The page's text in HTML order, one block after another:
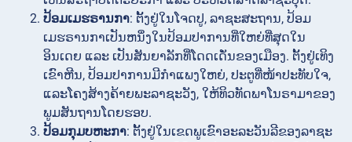
ປ້ອມເມຮຣານກາ: ຕັ້ງຢູ່ໃນໂຈດປູ, ລາຊະສະຖານ, ປ້ອມ
ເມຮຣານກາເປັນຫນຶ່ງໃນປ້ອມປາການທີ່ໃຫຍ່ທີ່ສຸດໃນ
ອິນເດຍ ແລະ ເປັນສັນຍາລັກທີ່ໂດດເດັ່ນຂອງເມືອງ. ຕັ້ງຢູ່ເທິງ
ເຂົາຫີນ, ປ້ອມປາການມີກຳແພງໃຫຍ່, ປະຕູທີ່ໜ້າປະທັບໃຈ,
ແລະໂຄງສ້າງຄ້າຍພະລາຊະວັງ, ໃຫ້ທິວທັດພາໂນຣາມາຂອງ
ພູມສັນຖານໂດຍຮອບ.
ປ້ອມກຸມບຫະກາ: ຕັ້ງຢູ່ໃນເຂດພູເຂົາອະລະວັນລີຂອງລາຊະ